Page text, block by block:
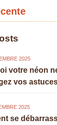
2025
votre néon
vos
2025
se